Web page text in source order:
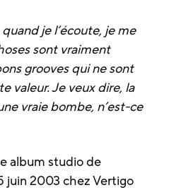
je l’écoute, je me
sont vraiment
grooves qui ne sont
valeur. Je veux dire, la
vraie bombe, n’est-ce
album studio de
juin 2003 chez Vertigo